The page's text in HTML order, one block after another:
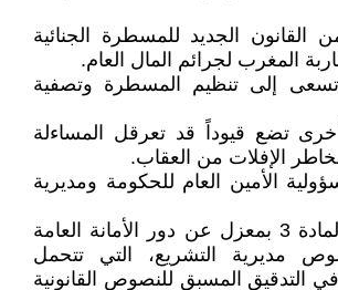
المادة 3 من القانون الجديد للمسطرة الجنائية
المغرب لجرائم المال العام.
إلى تنظيم المسطرة وتصفية
تضع قيوداً قد تعرقل المساءلة
الإفلات من العقاب.
الأمين العام للحكومة ومديرية
لا يمكن مناقشة المادة 3 بمعزل عن دور الأمانة العامة
مديرية التشريع، التي تتحمل
التدقيق المسبق للنصوص القانونية